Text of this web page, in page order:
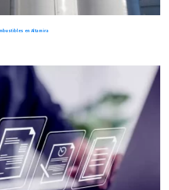
en Altamira